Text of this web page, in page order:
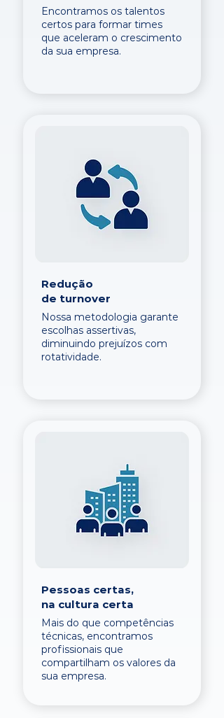
Encontramos os talentos
certos para formar times
que aceleram o crescimento
da sua empresa.
Redução
de turnover
Nossa metodologia garante
escolhas assertivas,
diminuindo prejuízos com
rotatividade.
Pessoas certas,
na cultura certa
Mais do que competências
técnicas, encontramos
profissionais que
compartilham os valores da
sua empresa.